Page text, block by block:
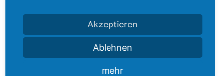
Messverfahren (§ 2 Nrn. 5, 6, 6a Pkw-EnVKV in der jeweils geltenden
Seit dem 1. September 2017 werden bestimmte Neuwagen nach dem
weltweit harmonisierten Prüfverfahren für Personenwagen und
leichte Nutzfahrzeuge (World Harmonised Light Vehicle Test
Procedure, WLTP), einem neuen, realistischeren Prüfverfahren zur
Akzeptieren
Ablehnen
mehr